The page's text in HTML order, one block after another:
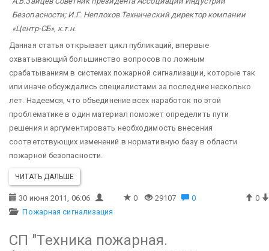
Безопасности; И.Г. Неплохов Технический директор компании
«Центр-СБ», к.т.н.
Данная статья открывает цикл публикаций, впервые
охватывающий большинство вопросов по ложным
срабатываниям в системах пожарной сигнализации, которые так
или иначе обсуждались специалистами за последние несколько
лет. Надеемся, что объединение всех наработок по этой
проблематике в один материал поможет определить пути
решения и аргументировать необходимость внесения
соответствующих изменений в нормативную базу в области
пожарной безопасности.
ЧИТАТЬ ДАЛЬШЕ
30 июня 2011, 06:06 0 29107 0
0
Пожарная сигнализация
СП "Техника пожарная.